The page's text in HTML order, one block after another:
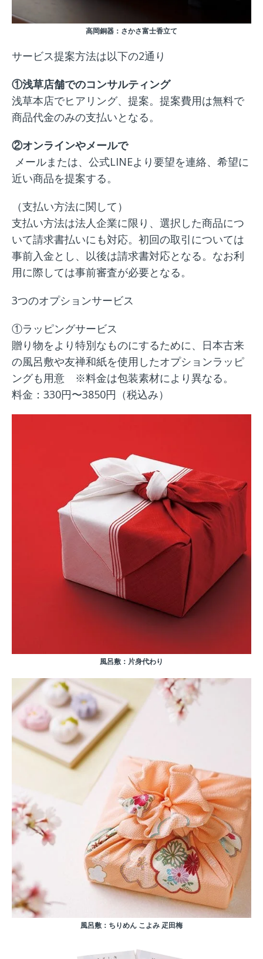
高岡銅器：さかさ富士香立て
サービス提案方法は以下の2通り
①浅草店舗でのコンサルティング
浅草本店でヒアリング、提案。提案費用は無料で
商品代金のみの支払いとなる。
②オンラインやメールで
メールまたは、公式LINEより要望を連絡、希望に
近い商品を提案する。
（支払い方法に関して）
支払い方法は法人企業に限り、選択した商品につ
いて請求書払いにも対応。初回の取引については
事前入金とし、以後は請求書対応となる。なお利
用に際しては事前審査が必要となる。
3つのオプションサービス
①ラッピングサービス
贈り物をより特別なものにするために、日本古来
の風呂敷や友禅和紙を使用したオプションラッピ
ングも用意 ※料金は包装素材により異なる。
料金：330円〜3850円（税込み）
風呂敷：片身代わり
風呂敷：ちりめん こよみ 疋田梅